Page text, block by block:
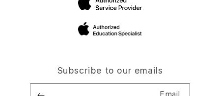
Subscribe to our emails